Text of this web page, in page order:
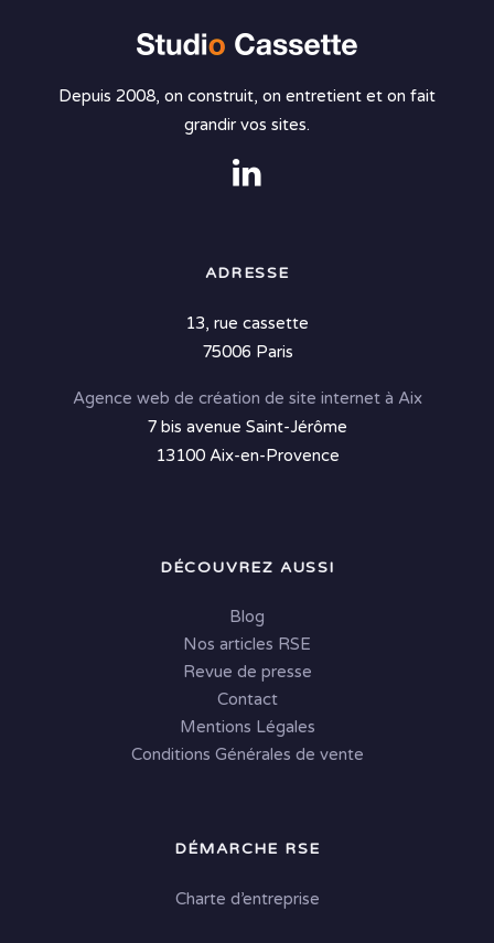
Depuis 2008, on construit, on entretient et on fait
grandir vos sites.
ADRESSE
13, rue cassette
75006 Paris
Agence web de création de site internet à Aix
7 bis avenue Saint-Jérôme
13100 Aix-en-Provence
DÉCOUVREZ AUSSI
Blog
Nos articles RSE
Revue de presse
Contact
Mentions Légales
Conditions Générales de vente
DÉMARCHE RSE
Charte d’entreprise